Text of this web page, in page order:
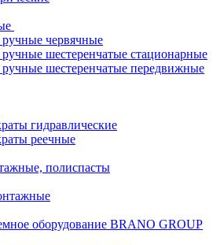
червячные
шестеренчатые стационарные
шестеренчатые передвижные
гидравлические
реечные
полиспасты
оборудование BRANO GROUP